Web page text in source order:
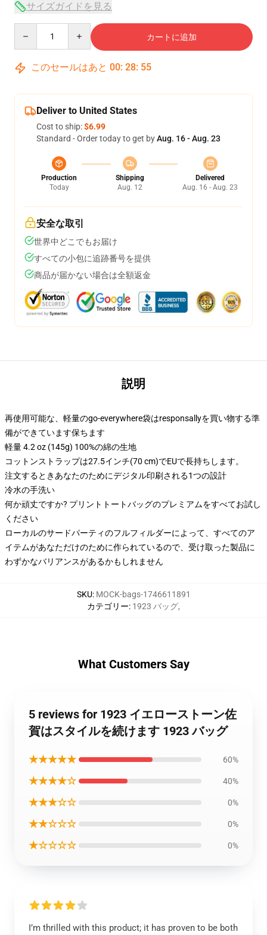
サイズガイドを見る
カートに追加
このセールはあと 00: 28: 54
Deliver to United States
Cost to ship:$6.99
Standard - Order today to get byAug. 16 - Aug. 23
Production
Today
Shipping
Aug. 12
Delivered
Aug. 16 - Aug. 23
安全な取引
世界中どこでもお届け
すべての小包に追跡番号を提供
商品が届かない場合は全額返金
説明
再使用可能な、軽量のgo-everywhere袋はresponsallyを買い物する準
備ができています保ちます
軽量 4.2 oz (145g) 100%の綿の生地
コットンストラップは27.5インチ(70 cm)でEUで長持ちします。
注文するときあなたのためにデジタル印刷される1つの設計
冷水の手洗い
何か頑丈ですか? プリントトートバッグのプレミアムをすべてお試し
ください
ローカルのサードパーティのフルフィルダーによって、すべてのア
イテムがあなただけのために作られているので、受け取った製品に
わずかなバリアンスがあるかもしれません
SKU: MOCK-bags-1746611891
カテゴリー: 1923 バッグ,
What Customers Say
5 reviews for 1923 イエローストーン佐
賀はスタイルを続けます 1923 バッグ
★★★★★ 60%
★★★★☆ 40%
★★★☆☆ 0%
★★☆☆☆ 0%
★☆☆☆☆ 0%
I’m thrilled with this product; it has proven to be both